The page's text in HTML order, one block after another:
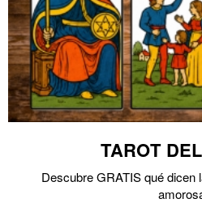
TAROT
Descubre GRATIS qué dicen